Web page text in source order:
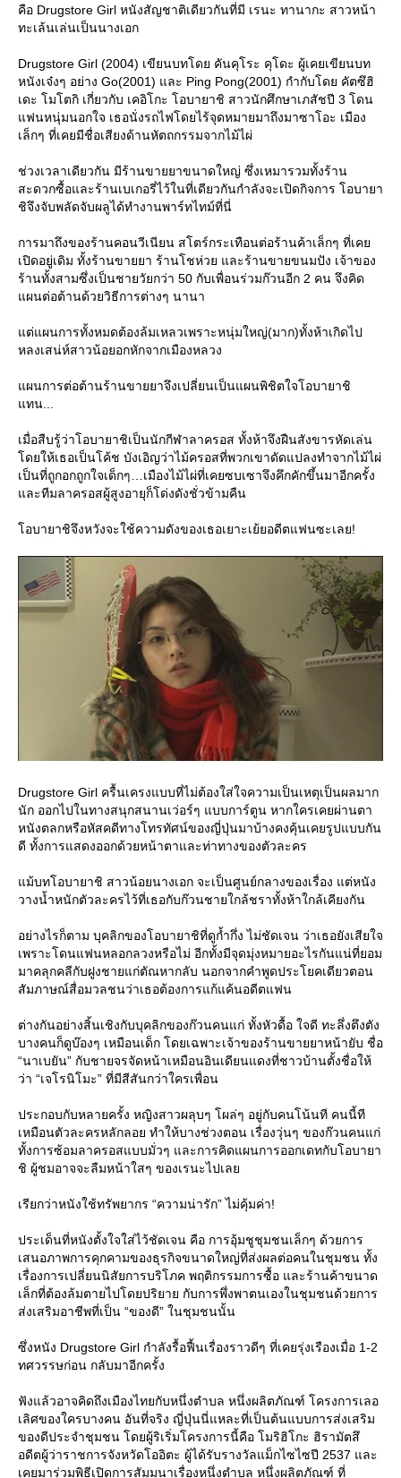
คือ Drugstore Girl หนังสัญชาติเดียวกันที่มี เรนะ ทานากะ สาวหน้า
ทะเล้นเล่นเป็นนางเอก
Drugstore Girl (2004) เขียนบทโดย คันคุโระ คุโดะ ผู้เคยเขียนบท
หนังเจ๋งๆ อย่าง Go(2001) และ Ping Pong(2001) กำกับโดย คัตซึฮิ
เดะ โมโตกิ เกี่ยวกับ เคอิโกะ โอบายาชิ สาวนักศึกษาเภสัชปี 3 โดน
ฟนหนุ่มนอกใจ เธอนั่งรถไฟโดยไร้จุดหมายมาถึงมาซาโอะ เมือง
เล็กๆ ที่เคยมีชื่อเสียงด้านหัตถกรรมจากไม้ไผ่
ช่วงเวลาเดียวกัน มีร้านขายยาขนาดใหญ่ ซึ่งเหมารวมทั้งร้าน
สะดวกซื้อและร้านเบเกอรี่ไว้ในที่เดียวกันกำลังจะเปิดกิจการ โอบายา
ชิจึงจับพลัดจับผลูได้ทำงานพาร์ทไทม์ที่นี่
การมาถึงของร้านคอนวีเนียน สโตร์กระเทือนต่อร้านค้าเล็กๆ ที่เค
เปิดอยู่เดิม ทั้งร้านขายยา ร้านโชห่วย และร้านขายขนมปัง เจ้าของ
ร้านทั้งสามซึ่งเป็นชายวัยกว่า 50 กับเพื่อนร่วมก๊วนอีก 2 คน จึงคิด
ผนต่อต้านด้วยวิธีการต่างๆ นานา
ต่แผนการทั้งหมดต้องล้มเหลวเพราะหนุ่มใหญ่(มาก)ทั้งห้าเกิดไป
หลงเสน่ห์สาวน้อยอกหักจากเมืองหลวง
ผนการต่อต้านร้านขายยาจึงเปลี่ยนเป็นแผนพิชิตใจโอบายาชิ
ทน...
เมื่อสืบรู้ว่าโอบายาชิเป็นนักกีฬาลาครอส ทั้งห้าจึงฝืนสังขารหัดเล่น
ดยให้เธอเป็นโค้ช บังเอิญว่าไม้ครอสที่พวกเขาดัดแปลงทำจากไม้ไผ่
เป็นที่ถูกอกถูกใจเด็กๆ…เมืองไม้ไผ่ที่เคยซบเซาจึงคึกคักขึ้นมาอีกครั้ง
ละทีมลาครอสผู้สูงอายุก็โด่งดังชั่วข้ามคืน
อบายาชิจึงหวังจะใช้ความดังของเธอเยาะเย้ยอดีตแฟนซะเลย!
Drugstore Girl ครื้นเครงแบบที่ไม่ต้องใส่ใจความเป็นเหตุเป็นผลมาก
นัก ออกไปในทางสนุกสนานเว่อร์ๆ แบบการ์ตูน หากใครเคยผ่านตา
หนังตลกหรือหัสคดีทางโทรทัศน์ของญี่ปุ่นมาบ้างคงคุ้นเคยรูปแบบกัน
ดี ทั้งการแสดงออกด้วยหน้าตาและท่าทางของตัวละคร
ม้บทโอบายาชิ สาวน้อยนางเอก จะเป็นศูนย์กลางของเรื่อง แต่หนัง
วางน้ำหนักตัวละครไว้ที่เธอกับก๊วนชายใกล้ชราทั้งห้าใกล้เคียงกัน
อย่างไรก็ตาม บุคลิกของโอบายาชิที่ดูก้ำกึ่ง ไม่ชัดเจน ว่าเธอยังเสียใจ
เพราะโดนแฟนหลอกลวงหรือไม่ อีกทั้งมีจุดมุ่งหมายอะไรกันแน่ที่ยอม
มาคลุกคลีกับฝูงชายแก่ตัณหากลับ นอกจากคำพูดประโยคเดียวตอน
สัมภาษณ์สื่อมวลชนว่าเธอต้องการแก้แค้นอดีตแฟน
ต่างกันอย่างสิ้นเชิงกับบุคลิกของก๊วนคนแก่ ทั้งหัวดื้อ ใจดี ทะลึ่งตึงตัง
บางคนก็ดูบ๊องๆ เหมือนเด็ก โดยเฉพาะเจ้าของร้านขายยาหน้ายับ ชื่อ
“นาเบยัน” กับชายจรจัดหน้าเหมือนอินเดียนแดงที่ชาวบ้านตั้งชื่อให้
ว่า “เจโรนิโมะ” ที่มีสีสันกว่าใครเพื่อน
ประกอบกับหลายครั้ง หญิงสาวผลุบๆ โผล่ๆ อยู่กับคนโน้นที คนนี้ที
เหมือนตัวละครหลักลอย ทำให้บางช่วงตอน เรื่องวุ่นๆ ของก๊วนคนแก่
ทั้งการซ้อมลาครอสแบบมั่วๆ และการคิดแผนการออกเดทกับโอบายา
ชิ ผู้ชมอาจจะลืมหน้าใสๆ ของเรนะไปเล
เรียกว่าหนังใช้ทรัพยากร “ความน่ารัก” ไม่คุ้มค่า!
ประเด็นที่หนังตั้งใจใส่ไว้ชัดเจน คือ การอุ้มชูชุมชนเล็กๆ ด้วยการ
เสนอภาพการคุกคามของธุรกิจขนาดใหญ่ที่ส่งผลต่อคนในชุมชน ทั้ง
เรื่องการเปลี่ยนนิสัยการบริโภค พฤติกรรมการซื้อ และร้านค้าขนาด
เล็กที่ต้องล้มตายไปโดยปริยาย กับการพึ่งพาตนเองในชุมชนด้วยการ
ส่งเสริมอาชีพที่เป็น “ของดี” ในชุมชนนั้น
ซึ่งหนัง Drugstore Girl กำลังรื้อฟื้นเรื่องราวดีๆ ที่เคยรุ่งเรืองเมื่อ 1-2
ทศวรรษก่อน กลับมาอีกครั้ง
ฟังแล้วอาจคิดถึงเมืองไทยกับหนึ่งตำบล หนึ่งผลิตภัณฑ์ โครงการเลอ
เลิศของใครบางคน อันที่จริง ญี่ปุ่นนี่แหละที่เป็นต้นแบบการส่งเสริม
ของดีประจำชุมชน โดยผู้ริเริ่มโครงการนี้คือ โมริฮิโกะ ฮิรามัตสึ
อดีตผู้ว่าราชการจังหวัดโออิตะ ผู้ได้รับรางวัลแม็กไซไซปี 2537 และ
เคยมาร่วมพิธีเปิดการสัมมนาเรื่องหนึ่งตำบล หนึ่งผลิตภัณฑ์ ที่